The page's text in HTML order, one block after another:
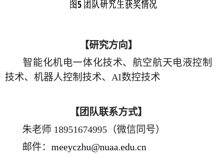
【研究方向】
智能化机电一体化技术、航空航天电液控制
技术、机器人控制技术、 AI数控技术
【团队联系方式】
朱老师 18951674995 （微信同号）
邮件： meeyczhu@nuaa.edu.cn